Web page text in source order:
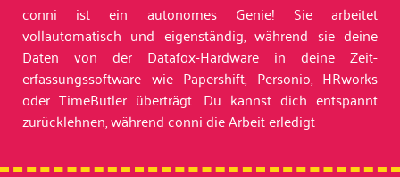
conni ist ein autonomes Genie! Sie arbeitet
vollautomatisch und eigenständig, während sie deine
Daten von der Datafox-Hardware in deine Zeit­
erfassungssoftware wie Papershift, Personio, HRworks
oder TimeButler überträgt. Du kannst dich entspannt
zurücklehnen, während conni die Arbeit erledigt